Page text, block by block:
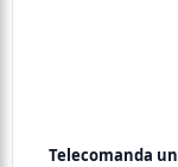
Telecomanda